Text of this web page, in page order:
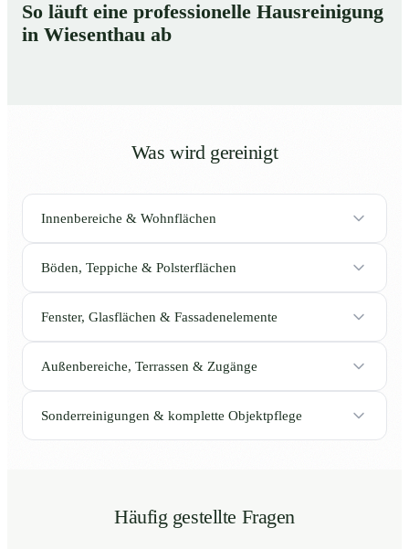
So läuft eine professionelle Hausreinigung
in Wiesenthau ab
Was wird gereinigt
Innenbereiche & Wohnflächen
Böden, Teppiche & Polsterflächen
Fenster, Glasflächen & Fassadenelemente
Außenbereiche, Terrassen & Zugänge
Sonderreinigungen & komplette Objektpflege
Häufig gestellte Fragen